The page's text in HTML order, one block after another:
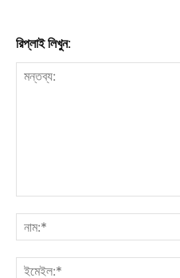
রিপ্লাই লিখুন: